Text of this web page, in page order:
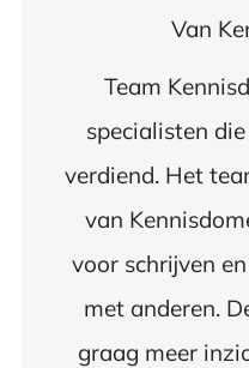
Van
Team
specialisten
verdiend. Het
van
voor schrijven
met anderen.
graag meer